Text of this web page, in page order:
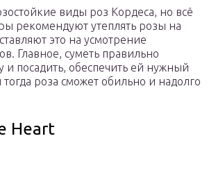
виды роз Кордеса, но всё
рекомендуют утеплять розы на
это на усмотрение
Главное, суметь правильно
и посадить, обеспечить ей нужный
тогда роза сможет обильно и надолго
Heart